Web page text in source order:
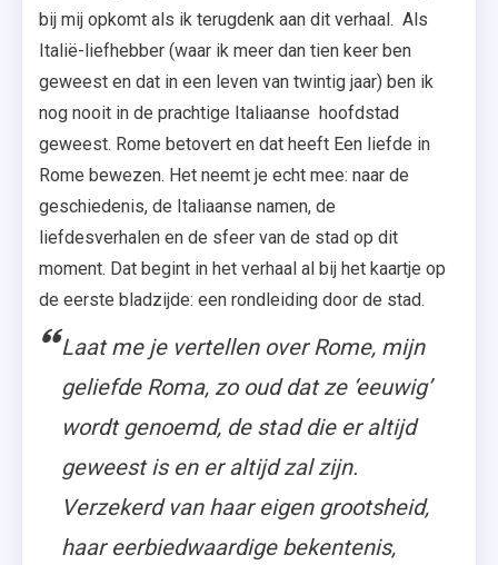
bij mij opkomt als ik terugdenk aan dit verhaal. Als
Italië-liefhebber (waar ik meer dan tien keer ben
geweest en dat in een leven van twintig jaar) ben ik
nog nooit in de prachtige Italiaanse hoofdstad
geweest. Rome betovert en dat heeft Een liefde in
Rome bewezen. Het neemt je echt mee: naar de
geschiedenis, de Italiaanse namen, de
liefdesverhalen en de sfeer van de stad op dit
moment. Dat begint in het verhaal al bij het kaartje op
de eerste bladzijde: een rondleiding door de stad.
Laat me je vertellen over Rome, mijn
geliefde Roma, zo oud dat ze ‘eeuwig’
wordt genoemd, de stad die er altijd
geweest is en er altijd zal zijn.
Verzekerd van haar eigen grootsheid,
haar eerbiedwaardige bekentenis,